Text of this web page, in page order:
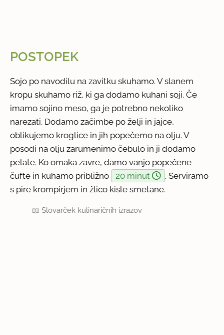
POSTOPEK
Sojo po navodilu na zavitku skuhamo. V slanem
kropu skuhamo riž, ki ga dodamo kuhani soji. Če
imamo sojino meso, ga je potrebno nekoliko
narezati. Dodamo začimbe po želji in jajce,
oblikujemo kroglice in jih popečemo na olju. V
posodi na olju zarumenimo čebulo in ji dodamo
pelate. Ko omaka zavre, damo vanjo popečene
čufte in kuhamo približno
20 minut
. Serviramo
s pire krompirjem in žlico kisle smetane.
📖Slovarček kulinaričnih izrazov